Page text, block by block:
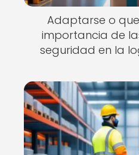
Adaptarse o
importancia de
seguridad en la